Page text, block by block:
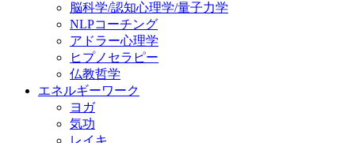
脳科学/認知心理学/量子力学
NLPコーチング
アドラー心理学
ヒプノセラピー
仏教哲学
エネルギーワーク
ヨガ
気功
レイキ